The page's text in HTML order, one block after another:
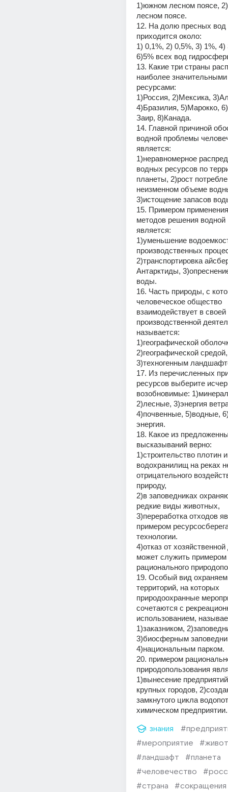
1)южном лесном поясе,
лесном поясе.
12. На долю пресных
приходится около:
1) 0,1%, 2) 0,5%, 3) 1%, 4)
6)5% всех вод
13. Какие три страны
наиболее
ресурсами:
1)Россия, 2)Мексика,
4)Бразилия, 5)Марокко,
Заир, 8)Канада.
14. Главной причиной
водной проблемы
является:
1)неравномерное
водных ресурсов по
планеты, 2)рост
неизменном объеме
3)истощение запасов
15. Примером
методов решения
является:
1)уменьшение
производственных
2)транспортировка
Антарктиды,
воды.
16. Часть природы, с
человеческое общество
взаимодействует в
производственной
называется:
1)географической
2)географической средой,
3)техногенным
17. Из перечисленных
ресурсов выберите
возобновимые:
2)лесные, 3)энергия
4)почвенные, 5)водные,
энергия.
18. Какое из
высказываний верно:
1)строительство плотин и
водохранилищ на реках
отрицательного
природу,
2)в заповедниках
редкие виды животных,
3)переработка отходов
примером
технологии.
4)отказ от
может служить примером
рационального
19. Особый вид
территорий, на которых
природоохранные
сочетаются с
использованием,
1)заказником,
3)биосферным
4)национальным парком.
20. примером
природопользования
1)вынесение
крупных городов,
замкнутого цикла
химическом предприятии.
знания
#мероприятие
#ландшафт
#планета
#человечество
#страна
#сокращения